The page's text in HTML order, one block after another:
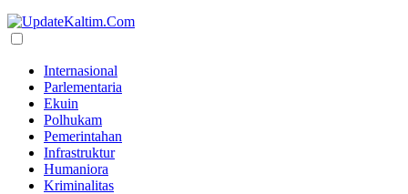
Internasional
Parlementaria
Ekuin
Polhukam
Pemerintahan
Infrastruktur
Humaniora
Kriminalitas